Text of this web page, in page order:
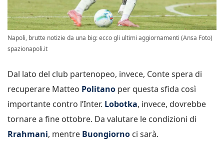
Napoli, brutte notizie da una big: ecco gli ultimi aggiornamenti (Ansa Foto)
spazionapoli.it
Dal lato del club partenopeo, invece, Conte spera di
recuperare Matteo Politano per questa sfida così
importante contro l’Inter. Lobotka, invece, dovrebbe
tornare a fine ottobre. Da valutare le condizioni di
Rrahmani, mentre Buongiorno ci sarà.